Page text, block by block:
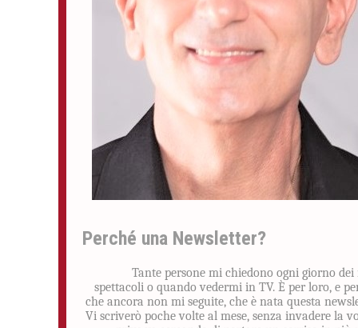
Perché una Newsletter?
Tante persone mi chiedono ogni giorno dei
spettacoli o quando vedermi in TV. È per loro, e
che ancora non mi seguite, che è nata questa
Vi scriverò poche volte al mese, senza invadere la